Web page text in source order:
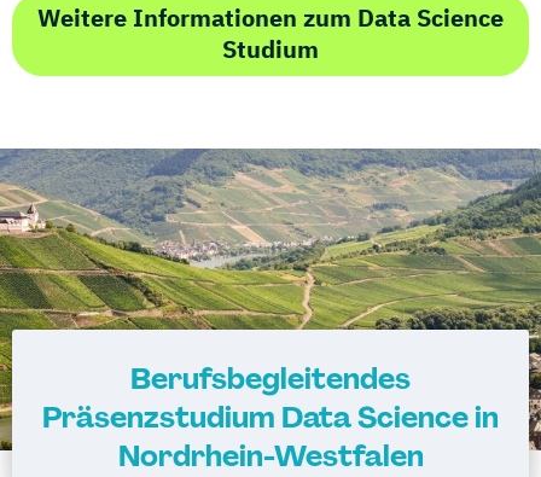
Weitere Informationen zum Data Science
Studium
Berufsbegleitendes
Präsenzstudium Data Science in
Nordrhein-Westfalen